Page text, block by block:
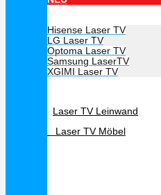
Hisense Laser TV
LG Laser TV
Optoma Laser TV
Samsung LaserTV
XGIMI Laser TV
Laser TV Leinwand
Laser TV Möbel